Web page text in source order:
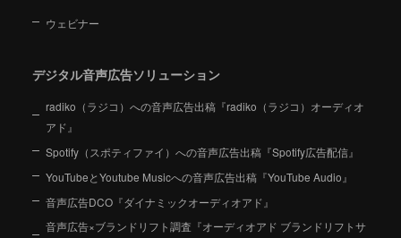
ウェビナー
デジタル音声広告ソリューション
radiko（ラジコ）への音声広告出稿『radiko（ラジコ）オーディオ
アド』
Spotify（スポティファイ）への音声広告出稿『Spotify広告配信』
YouTubeとYoutube Musicへの音声広告出稿『YouTube Audio』
音声広告DCO『ダイナミックオーディオアド』
音声広告×ブランドリフト調査『オーディオアド ブランドリフトサ